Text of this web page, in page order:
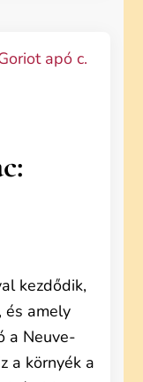
kezdődik,
és amely
a Neuve-
a környék a